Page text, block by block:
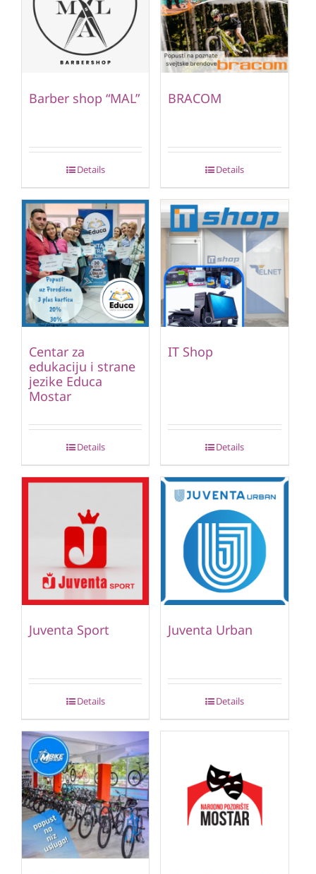
Barber shop “MAL”
Details
BRACOM
Details
Centar za
edukaciju i strane
jezike Educa
Mostar
Details
IT Shop
Details
Juventa Sport
Details
Juventa Urban
Details